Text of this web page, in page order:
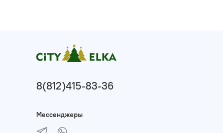
8(812)415-83-36
Мессенджеры